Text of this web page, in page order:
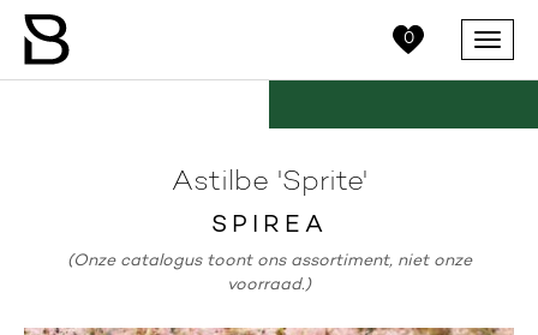
0 Menu
Astilbe 'Sprite'
SPIREA
(Onze catalogus toont ons assortiment, niet onze
voorraad.)